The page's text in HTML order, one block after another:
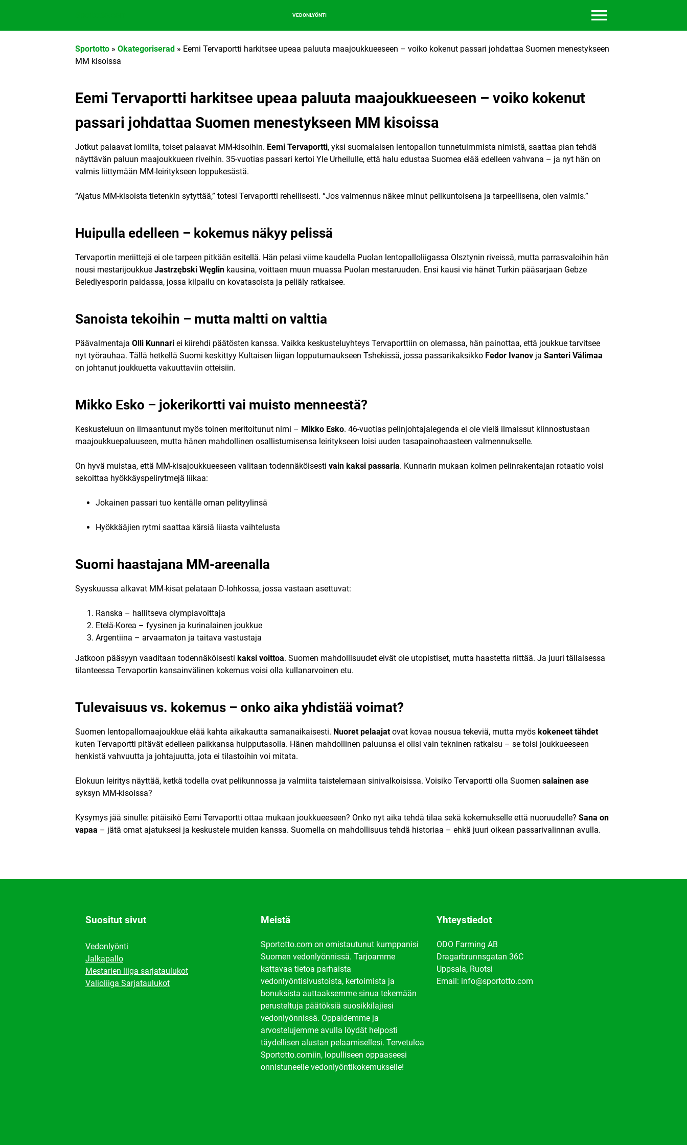
VEDONLYÖNTI
Sportotto » Okategoriserad » Eemi Tervaportti harkitsee upeaa paluuta maajoukkueeseen – voiko kokenut passari johdattaa Suomen menestykseen
MM kisoissa
Eemi Tervaportti harkitsee upeaa paluuta maajoukkueeseen – voiko kokenut
passari johdattaa Suomen menestykseen MM kisoissa
Jotkut palaavat lomilta, toiset palaavat MM-kisoihin. Eemi Tervaportti, yksi suomalaisen lentopallon tunnetuimmista nimistä, saattaa pian tehdä
näyttävän paluun maajoukkueen riveihin. 35-vuotias passari kertoi Yle Urheilulle, että halu edustaa Suomea elää edelleen vahvana – ja nyt hän on
valmis liittymään MM-leiritykseen loppukesästä.
“Ajatus MM-kisoista tietenkin sytyttää,” totesi Tervaportti rehellisesti. “Jos valmennus näkee minut pelikuntoisena ja tarpeellisena, olen valmis.”
Huipulla edelleen – kokemus näkyy pelissä
Tervaportin meriittejä ei ole tarpeen pitkään esitellä. Hän pelasi viime kaudella Puolan lentopalloliigassa Olsztynin riveissä, mutta parrasvaloihin hän
nousi mestarijoukkue Jastrzębski Węglin kausina, voittaen muun muassa Puolan mestaruuden. Ensi kausi vie hänet Turkin pääsarjaan Gebze
Belediyesporin paidassa, jossa kilpailu on kovatasoista ja peliäly ratkaisee.
Sanoista tekoihin – mutta maltti on valttia
Päävalmentaja Olli Kunnari ei kiirehdi päätösten kanssa. Vaikka keskusteluyhteys Tervaporttiin on olemassa, hän painottaa, että joukkue tarvitsee
nyt työrauhaa. Tällä hetkellä Suomi keskittyy Kultaisen liigan lopputurnaukseen Tshekissä, jossa passarikaksikko Fedor Ivanov ja Santeri Välimaa
on johtanut joukkuetta vakuuttaviin otteisiin.
Mikko Esko – jokerikortti vai muisto menneestä?
Keskusteluun on ilmaantunut myös toinen meritoitunut nimi – Mikko Esko. 46-vuotias pelinjohtajalegenda ei ole vielä ilmaissut kiinnostustaan
maajoukkuepaluuseen, mutta hänen mahdollinen osallistumisensa leiritykseen loisi uuden tasapainohaasteen valmennukselle.
On hyvä muistaa, että MM-kisajoukkueeseen valitaan todennäköisesti vain kaksi passaria. Kunnarin mukaan kolmen pelinrakentajan rotaatio voisi
sekoittaa hyökkäyspelirytmejä liikaa:
Jokainen passari tuo kentälle oman pelityylinsä
Hyökkääjien rytmi saattaa kärsiä liiasta vaihtelusta
Suomi haastajana MM-areenalla
Syyskuussa alkavat MM-kisat pelataan D-lohkossa, jossa vastaan asettuvat:
Ranska – hallitseva olympiavoittaja
Etelä-Korea – fyysinen ja kurinalainen joukkue
Argentiina – arvaamaton ja taitava vastustaja
Jatkoon pääsyyn vaaditaan todennäköisesti kaksi voittoa. Suomen mahdollisuudet eivät ole utopistiset, mutta haastetta riittää. Ja juuri tällaisessa
tilanteessa Tervaportin kansainvälinen kokemus voisi olla kullanarvoinen etu.
Tulevaisuus vs. kokemus – onko aika yhdistää voimat?
Suomen lentopallomaajoukkue elää kahta aikakautta samanaikaisesti. Nuoret pelaajatovat kovaa nousua tekeviä, mutta myös kokeneet tähdet
kuten Tervaportti pitävät edelleen paikkansa huipputasolla. Hänen mahdollinen paluunsa ei olisi vain tekninen ratkaisu – se toisi joukkueeseen
henkistä vahvuutta ja johtajuutta, jota ei tilastoihin voi mitata.
Elokuun leiritys näyttää, ketkä todella ovat pelikunnossa ja valmiita taistelemaan sinivalkoisissa. Voisiko Tervaportti olla Suomen salainen ase
syksyn MM-kisoissa?
Kysymys jää sinulle: pitäisikö Eemi Tervaportti ottaa mukaan joukkueeseen? Onko nyt aika tehdä tilaa sekä kokemukselle että nuoruudelle? Sana on
vapaa – jätä omat ajatuksesi ja keskustele muiden kanssa. Suomella on mahdollisuus tehdä historiaa – ehkä juuri oikean passarivalinnan avulla.
Suositut sivut
Vedonlyönti
Jalkapallo
Mestarien liiga sarjataulukot
Valioliiga Sarjataulukot
Meistä
Sportotto.com on omistautunut kumppanisi
Suomen vedonlyönnissä. Tarjoamme
kattavaa tietoa parhaista
vedonlyöntisivustoista, kertoimista ja
bonuksista auttaaksemme sinua tekemään
perusteltuja päätöksiä suosikkilajiesi
vedonlyönnissä. Oppaidemme ja
arvostelujemme avulla löydät helposti
täydellisen alustan pelaamisellesi. Tervetuloa
Sportotto.comiin, lopulliseen oppaaseesi
onnistuneelle vedonlyöntikokemukselle!
Yhteystiedot
ODO Farming AB
Dragarbrunnsgatan 36C
Uppsala, Ruotsi
Email: info@sportotto.com